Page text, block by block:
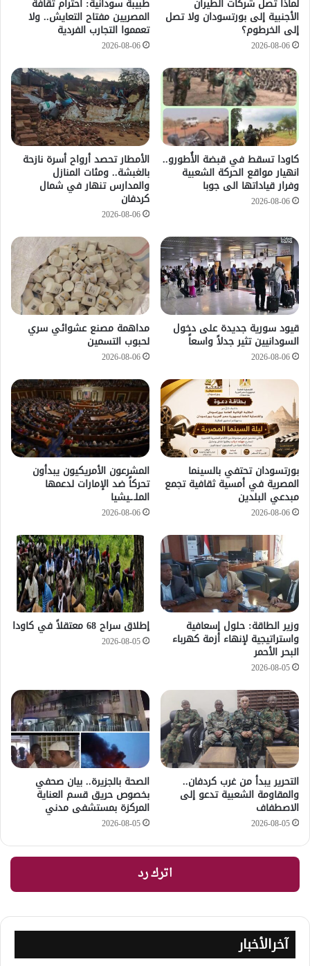
لماذا تصل شركات الطيران
الأجنبية إلى بورتسودان ولا تصل
إلى الخرطوم؟
2026-08-06
طبيبة سودانية: احترام ثقافة
المصريين مفتاح التعايش.. ولا
تعمموا التجارب الفردية
2026-08-06
كاودا تسقط في قبضة الأُطورو..
انهيار مواقع الحركة الشعبية
وفرار قياداتها الى جوبا
2026-08-06
الأمطار تحصد أرواح أسرة نازحة
بالغبشة.. ومئات المنازل
والمدارس تنهار في شمال
كردفان
2026-08-06
قيود سورية جديدة على دخول
السودانيين تثير جدلاً واسعاً
2026-08-06
مداهمة مصنع عشوائي سري
لحبوب التسمين
2026-08-06
بورتسودان تحتفي بالسينما
المصرية في أمسية ثقافية تجمع
مبدعي البلدين
2026-08-06
المشرعون الأمريكيون يبدأون
تحركاً ضد الإمارات لدعمها
الملـ.ـيشيا
2026-08-06
وزير الطاقة: حلول إسعافية
واستراتيجية لإنهاء أزمة كهرباء
البحر الأحمر
2026-08-05
إطلاق سراح 68 معتقلاً في كاودا
2026-08-05
التحرير يبدأ من غرب كردفان..
والمقاومة الشعبية تدعو إلى
الاصطفاف
2026-08-05
الصحة بالجزيرة.. بيان صحفي
بخصوص حريق قسم العناية
المركزة بمستشفى مدني
2026-08-05
اترك رد
آخرالأخبار